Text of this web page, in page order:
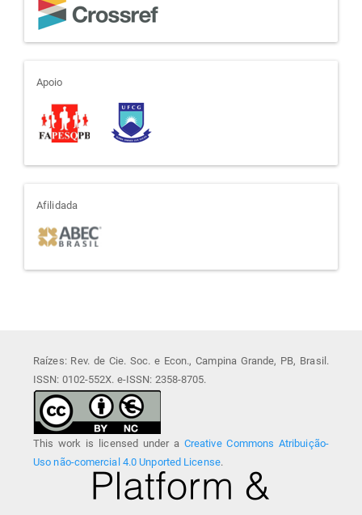
apoio
Apoio
afiliada
Afilidada
Raízes: Rev. de Cie. Soc. e Econ., Campina Grande, PB, Brasil.
ISSN: 0102-552X. e-ISSN: 2358-8705.
This work is licensed under a Creative Commons Atribuição-
Uso não-comercial 4.0 Unported License.